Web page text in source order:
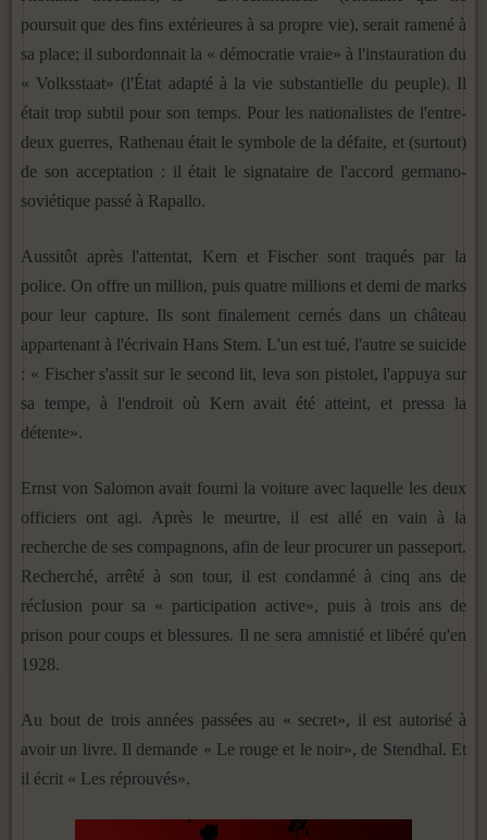
poursuit que des fins extérieures à sa propre vie), serait ramené à
sa place; il subordonnait la « démocratie vraie» à l'instauration du
« Volksstaat» (l'État adapté à la vie substantielle du peuple). Il
était trop subtil pour son temps. Pour les nationalistes de l'entre-
deux guerres, Rathenau était le symbole de la défaite, et (surtout)
de son acceptation : il était le signataire de l'accord germano-
soviétique passé à Rapallo.
Aussitôt après l'attentat, Kern et Fischer sont traqués par la
police. On offre un million, puis quatre millions et demi de marks
pour leur capture. Ils sont finalement cernés dans un château
appartenant à l'écrivain Hans Stem. L'un est tué, l'autre se suicide
: « Fischer s'assit sur le second lit, leva son pistolet, l'appuya sur
sa tempe, à l'endroit où Kern avait été atteint, et pressa la
détente».
Ernst von Salomon avait fourni la voiture avec laquelle les deux
officiers ont agi. Après le meurtre, il est allé en vain à la
recherche de ses compagnons, afin de leur procurer un passeport.
Recherché, arrêté à son tour, il est condamné à cinq ans de
réclusion pour sa « participation active», puis à trois ans de
prison pour coups et blessures. Il ne sera amnistié et libéré qu'en
1928.
Au bout de trois années passées au « secret», il est autorisé à
avoir un livre. Il demande « Le rouge et le noir», de Stendhal. Et
il écrit « Les réprouvés».